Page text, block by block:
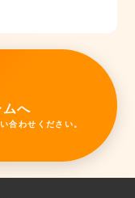
ムへ
合わせください。